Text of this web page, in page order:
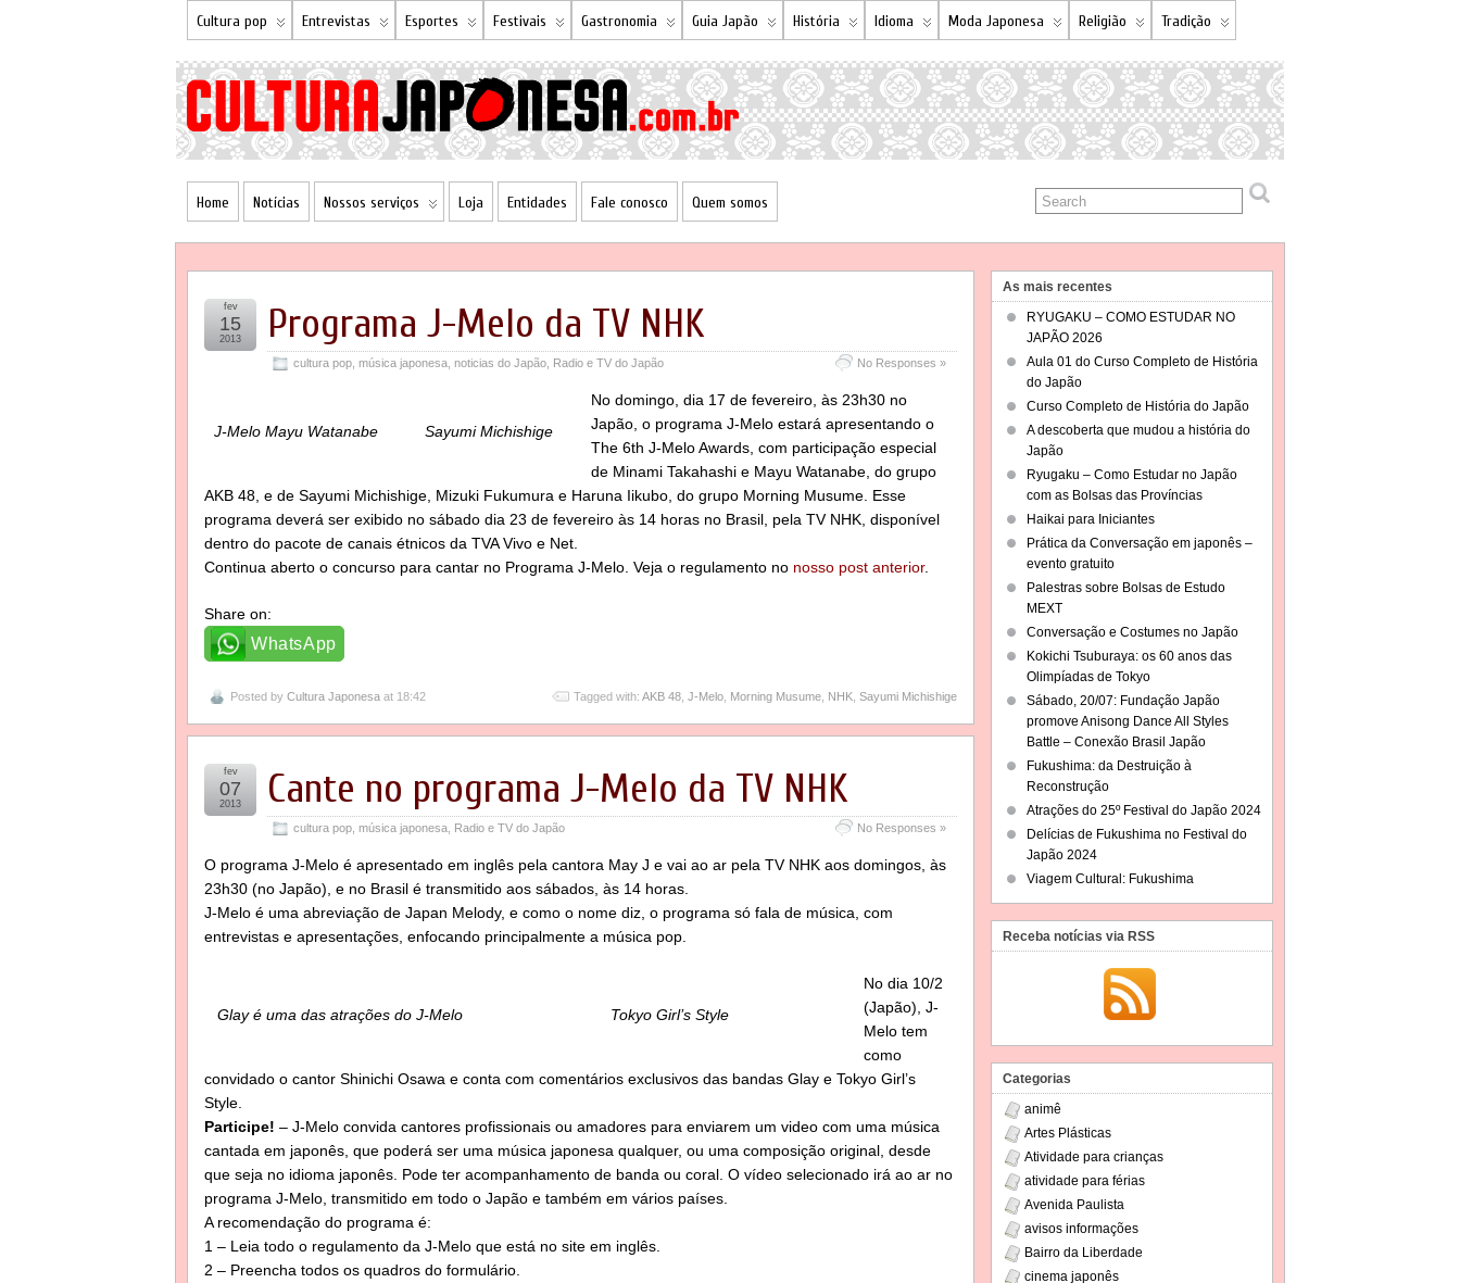
Cultura pop Entrevistas Esportes Festivais Gastronomia Guia Japão História Idioma Moda Japonesa Religião Tradição
Home Notícias Nossos serviços Loja Entidades Fale conosco Quem somos
Programa J-Melo da TV NHK
cultura pop música japonesa noticias do Japão Radio e TV do Japão No Responses »
fev
15
2013
J-Melo Mayu Watanabe Sayumi Michishige
No domingo, dia 17 de fevereiro, às 23h30 no
Japão, o programa J-Melo estará apresentando o
The 6th J-Melo Awards, com participação especial
de Minami Takahashi e Mayu Watanabe, do grupo
AKB 48, e de Sayumi Michishige, Mizuki Fukumura e Haruna Iikubo, do grupo Morning Musume. Esse
programa deverá ser exibido no sábado dia 23 de fevereiro às 14 horas no Brasil, pela TV NHK, disponível
dentro do pacote de canais étnicos da TVA Vivo e Net.
Continua aberto o concurso para cantar no Programa J-Melo. Veja o regulamento no nosso post anterior.
Share on:
WhatsApp
Posted by Cultura Japonesa at 18:42 Tagged with: AKB 48 J-Melo Morning Musume NHK Sayumi Michishige
Cante no programa J-Melo da TV NHK
cultura pop música japonesa Radio e TV do Japão No Responses »
fev
07
2013
O programa J-Melo é apresentado em inglês pela cantora May J e vai ao ar pela TV NHK aos domingos, às
23h30 (no Japão), e no Brasil é transmitido aos sábados, às 14 horas.
J-Melo é uma abreviação de Japan Melody, e como o nome diz, o programa só fala de música, com
entrevistas e apresentações, enfocando principalmente a música pop.
Glay é uma das atrações do J-Melo Tokyo Girl’s Style
No dia 10/2
(Japão), J-
Melo tem
como
convidado o cantor Shinichi Osawa e conta com comentários exclusivos das bandas Glay e Tokyo Girl’s
Style.
Participe! – J-Melo convida cantores profissionais ou amadores para enviarem um video com uma música
cantada em japonês, que poderá ser uma música japonesa qualquer, ou uma composição original, desde
que seja no idioma japonês. Pode ter acompanhamento de banda ou coral. O vídeo selecionado irá ao ar no
programa J-Melo, transmitido em todo o Japão e também em vários países.
A recomendação do programa é:
1 – Leia todo o regulamento da J-Melo que está no site em inglês.
2 – Preencha todos os quadros do formulário.
As mais recentes
RYUGAKU – COMO ESTUDAR NO
JAPÃO 2026
Aula 01 do Curso Completo de História
do Japão
Curso Completo de História do Japão
A descoberta que mudou a história do
Japão
Ryugaku – Como Estudar no Japão
com as Bolsas das Províncias
Haikai para Iniciantes
Prática da Conversação em japonês –
evento gratuito
Palestras sobre Bolsas de Estudo
MEXT
Conversação e Costumes no Japão
Kokichi Tsuburaya: os 60 anos das
Olimpíadas de Tokyo
Sábado, 20/07: Fundação Japão
promove Anisong Dance All Styles
Battle – Conexão Brasil Japão
Fukushima: da Destruição à
Reconstrução
Atrações do 25º Festival do Japão 2024
Delícias de Fukushima no Festival do
Japão 2024
Viagem Cultural: Fukushima
Receba notícias via RSS
Categorias
animê
Artes Plásticas
Atividade para crianças
atividade para férias
Avenida Paulista
avisos informações
Bairro da Liberdade
cinema japonês